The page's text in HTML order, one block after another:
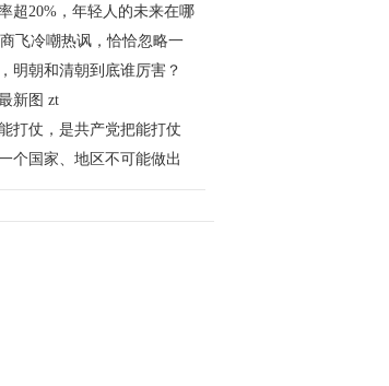
超20%，年轻人的未来在哪
飞冷嘲热讽，恰恰忽略一
明朝和清朝到底谁厉害？
新图 zt
打仗，是共产党把能打仗
个国家、地区不可能做出